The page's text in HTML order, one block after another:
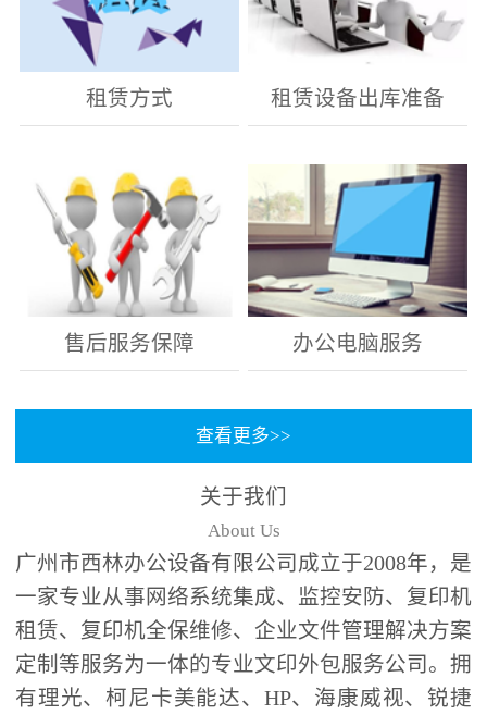
租赁方式 租赁设备出库准备
售后服务保障 办公电脑服务
查看更多>>
关于我们
About Us
广州市西林办公设备有限公司成立于2008年，是
一家专业从事网络系统集成、监控安防、复印机
租赁、复印机全保维修、企业文件管理解决方案
定制等服务为一体的专业文印外包服务公司。拥
有理光、柯尼卡美能达、HP、海康威视、锐捷